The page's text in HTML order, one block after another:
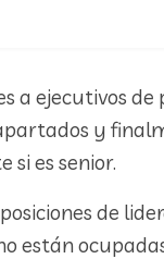
a ejecutivos
y
si es senior.
de
están